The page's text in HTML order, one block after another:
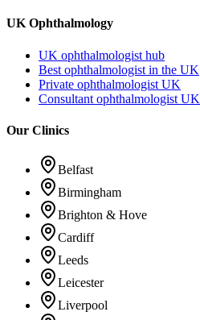
UK Ophthalmology
UK ophthalmologist hub
Best ophthalmologist in the UK
Private ophthalmologist UK
Consultant ophthalmologist UK
Our Clinics
Belfast
Birmingham
Brighton & Hove
Cardiff
Leeds
Leicester
Liverpool